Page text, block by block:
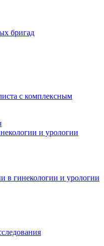
бригад
с комплексным
и урологии
в гинекологии и урологии